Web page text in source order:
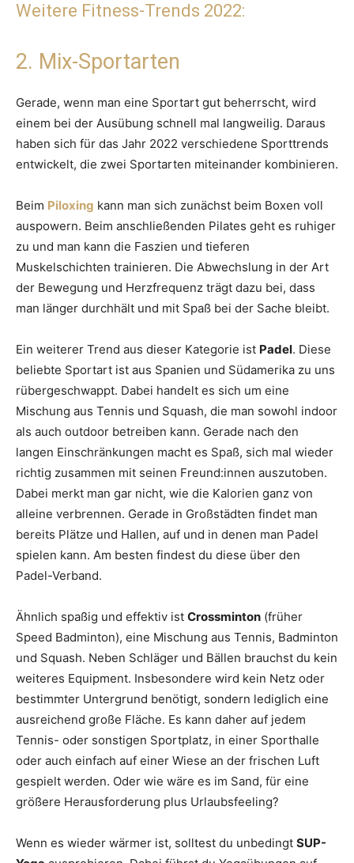
Weitere Fitness-Trends 2022:
2. Mix-Sportarten
Gerade, wenn man eine Sportart gut beherrscht, wird
einem bei der Ausübung schnell mal langweilig. Daraus
haben sich für das Jahr 2022 verschiedene Sporttrends
entwickelt, die zwei Sportarten miteinander kombinieren.
Beim Piloxing kann man sich zunächst beim Boxen voll
auspowern. Beim anschließenden Pilates geht es ruhiger
zu und man kann die Faszien und tieferen
Muskelschichten trainieren. Die Abwechslung in der Art
der Bewegung und Herzfrequenz trägt dazu bei, dass
man länger durchhält und mit Spaß bei der Sache bleibt.
Ein weiterer Trend aus dieser Kategorie ist Padel. Diese
beliebte Sportart ist aus Spanien und Südamerika zu uns
rübergeschwappt. Dabei handelt es sich um eine
Mischung aus Tennis und Squash, die man sowohl indoor
als auch outdoor betreiben kann. Gerade nach den
langen Einschränkungen macht es Spaß, sich mal wieder
richtig zusammen mit seinen Freund:innen auszutoben.
Dabei merkt man gar nicht, wie die Kalorien ganz von
alleine verbrennen. Gerade in Großstädten findet man
bereits Plätze und Hallen, auf und in denen man Padel
spielen kann. Am besten findest du diese über den
Padel-Verband.
Ähnlich spaßig und effektiv ist Crossminton (früher
Speed Badminton), eine Mischung aus Tennis, Badminton
und Squash. Neben Schläger und Bällen brauchst du kein
weiteres Equipment. Insbesondere wird kein Netz oder
bestimmter Untergrund benötigt, sondern lediglich eine
ausreichend große Fläche. Es kann daher auf jedem
Tennis- oder sonstigen Sportplatz, in einer Sporthalle
oder auch einfach auf einer Wiese an der frischen Luft
gespielt werden. Oder wie wäre es im Sand, für eine
größere Herausforderung plus Urlaubsfeeling?
Wenn es wieder wärmer ist, solltest du unbedingt SUP-